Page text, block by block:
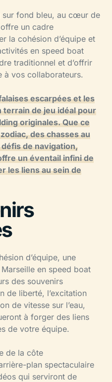
sur fond bleu, au cœur de
un cadre
la cohésion d’équipe et
en speed boat
traditionnel et d’offrir
à vos collaborateurs.
escarpées et les
de jeu idéal pour
originales. Que ce
des chasses au
de navigation,
un éventail infini de
les liens au sein de
d’équipe, une
en speed boat
des souvenirs
de liberté, l’excitation
de vitesse sur l’eau,
à forger des liens
de votre équipe.
de la côte
plan spectaculaire
qui serviront de